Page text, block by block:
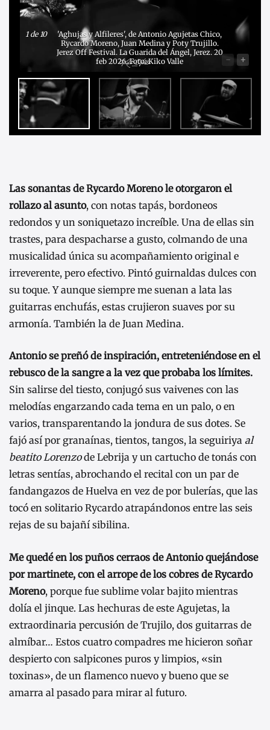
1de 10
'Aghujas y Alfileres', de Antonio Agujetas Chico,
Rycardo Moreno, Juan Medina y Poty Trujillo.
Jerez Off Festival. La Guarida del Ángel, Jerez. 20
feb 2026. Foto: Kiko Valle
- +
Las sonantas de Rycardo Moreno le otorgaron el
rollazo al asunto, con notas tapás, bordoneos
redondos y un soniquetazo increíble. Una de ellas sin
trastes, para despacharse a gusto, colmando de una
musicalidad única su acompañamiento original e
irreverente, pero efectivo. Pintó guirnaldas dulces con
su toque. Y aunque siempre me suenan a lata las
guitarras enchufás, estas crujieron suaves por su
armonía. También la de Juan Medina.
Antonio se preñó de inspiración, entreteniéndose en el
rebusco de la sangre a la vez que probaba los límites.
Sin salirse del tiesto, conjugó sus vaivenes con las
melodías engarzando cada tema en un palo, o en
varios, transparentando la jondura de sus dotes. Se
fajó así por granaínas, tientos, tangos, la seguiriya al
beatito Lorenzode Lebrija y un cartucho de tonás con
letras sentías, abrochando el recital con un par de
fandangazos de Huelva en vez de por bulerías, que las
tocó en solitario Rycardo atrapándonos entre las seis
rejas de su bajañí sibilina.
Me quedé en los puños cerraos de Antonio quejándose
por martinete, con el arrope de los cobres de Rycardo
Moreno, porque fue sublime volar bajito mientras
dolía el jinque. Las hechuras de este Agujetas, la
extraordinaria percusión de Trujilo, dos guitarras de
almíbar… Estos cuatro compadres me hicieron soñar
despierto con salpicones puros y limpios, «sin
toxinas», de un flamenco nuevo y bueno que se
amarra al pasado para mirar al futuro.